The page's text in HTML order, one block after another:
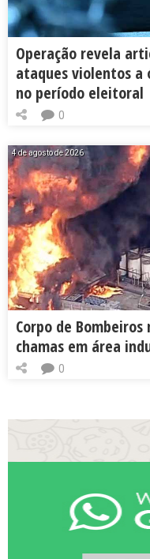
Operação revela
ataques violentos a
no período eleitoral
0
4 de agosto de 2026
Corpo de
chamas em área
0